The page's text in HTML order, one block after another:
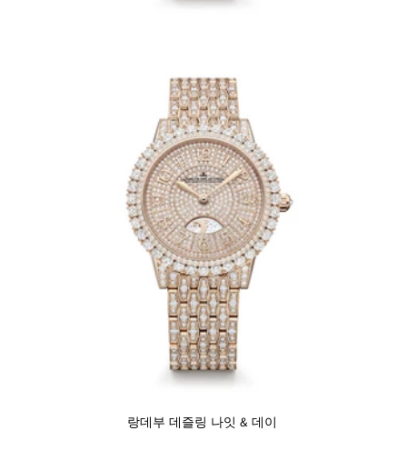
랑데부 데즐링 나잇 & 데이